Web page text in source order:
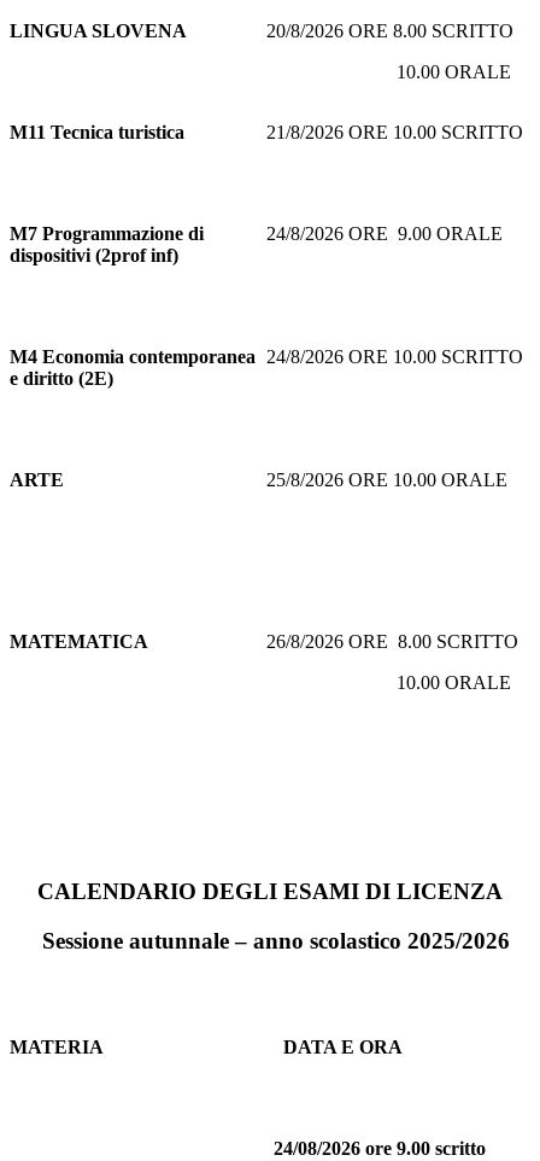
LINGUA SLOVENA
20/8/2026 ORE 8.00 SCRITTO
10.00 ORALE
M11 Tecnica turistica 21/8/2026 ORE 10.00 SCRITTO
M7 Programmazione di
dispositivi (2prof inf)
24/8/2026 ORE 9.00 ORALE
M4 Economia contemporanea
e diritto (2E)
24/8/2026 ORE 10.00 SCRITTO
ARTE 25/8/2026 ORE 10.00 ORALE
MATEMATICA
26/8/2026 ORE 8.00 SCRITTO
10.00 ORALE
CALENDARIO DEGLI ESAMI DI LICENZA
Sessione autunnale – anno scolastico 2025/2026
MATERIA DATA E ORA
24/08/2026 ore 9.00 scritto